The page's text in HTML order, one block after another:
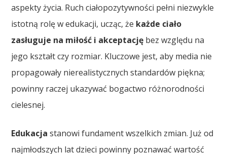
aspekty życia. Ruch ciałopozytywności pełni niezwykle
istotną rolę w edukacji, ucząc, że każde ciało
zasługuje na miłość i akceptację bez względu na
jego kształt czy rozmiar. Kluczowe jest, aby media nie
propagowały nierealistycznych standardów piękna;
powinny raczej ukazywać bogactwo różnorodności
cielesnej.
Edukacja stanowi fundament wszelkich zmian. Już od
najmłodszych lat dzieci powinny poznawać wartość